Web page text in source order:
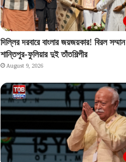
দিল্লির দরবারে বাংলার জয়জয়কার! বিরল সম্মান
শান্তিপুর-ফুলিয়ার দুই তাঁতশিল্পীর
August 9, 2026